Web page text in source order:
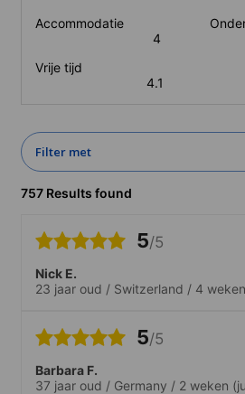
Accommodatie
4
Vrije tijd
4.1
Filter met
757 Results found
5/5
Nick E.
23 jaar oud / Switzerland / 4 weken
5/5
Barbara F.
37 jaar oud / Germany / 2 weken